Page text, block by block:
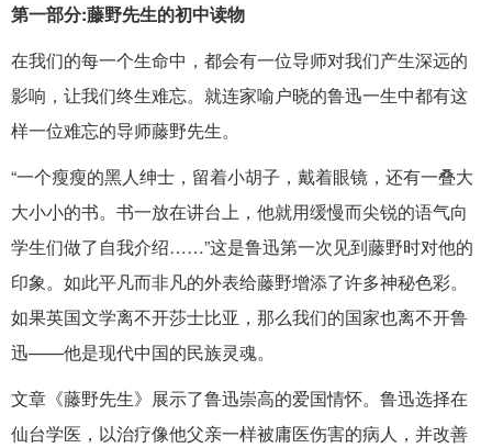
第一部分:藤野先生的初中读物
在我们的每一个生命中，都会有一位导师对我们产生深远的
影响，让我们终生难忘。就连家喻户晓的鲁迅一生中都有这
样一位难忘的导师藤野先生。
“一个瘦瘦的黑人绅士，留着小胡子，戴着眼镜，还有一叠大
大小小的书。书一放在讲台上，他就用缓慢而尖锐的语气向
学生们做了自我介绍……”这是鲁迅第一次见到藤野时对他的
印象。如此平凡而非凡的外表给藤野增添了许多神秘色彩。
如果英国文学离不开莎士比亚，那么我们的国家也离不开鲁
迅——他是现代中国的民族灵魂。
文章《藤野先生》展示了鲁迅崇高的爱国情怀。鲁迅选择在
仙台学医，以治疗像他父亲一样被庸医伤害的病人，并改善